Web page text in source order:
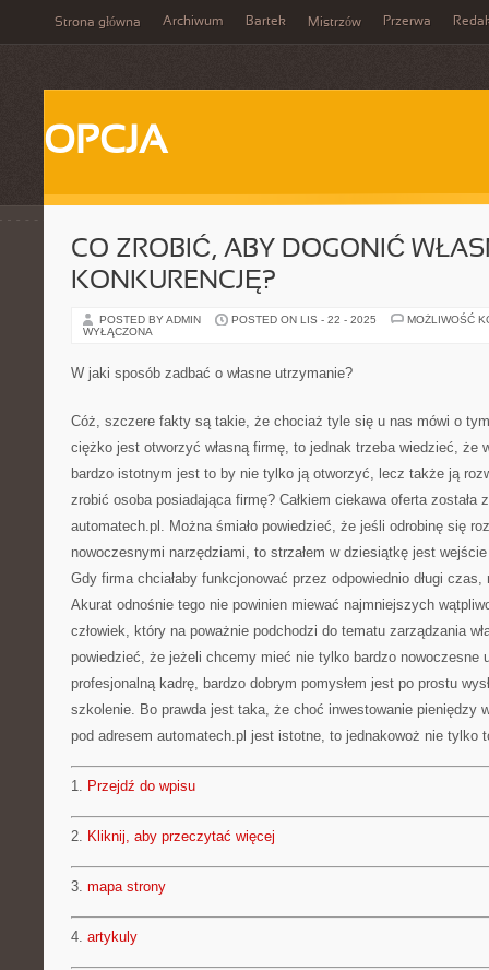
Strona główna Archiwum Bartek Mistrzów Przerwa
OPCJA
CO ZROBIĆ, ABY DOGONIĆ
KONKURENCJĘ?
POSTED BY ADMIN POSTED ON LIS - 22 - 2025
MOŻLIWOŚĆ
WYŁĄCZONA
W jaki sposób zadbać o własne utrzymanie?
Cóż, szczere fakty są takie, że chociaż tyle się u nas mówi o
ciężko jest otworzyć własną firmę, to jednak trzeba wiedzieć, że
bardzo istotnym jest to by nie tylko ją otworzyć, lecz także ją
zrobić osoba posiadająca firmę? Całkiem ciekawa oferta została
automatech.pl. Można śmiało powiedzieć, że jeśli odrobinę się
nowoczesnymi narzędziami, to strzałem w dziesiątkę jest
Gdy firma chciałaby funkcjonować przez odpowiednio długi
Akurat odnośnie tego nie powinien miewać najmniejszych
człowiek, który na poważnie podchodzi do tematu zarządzania
powiedzieć, że jeżeli chcemy mieć nie tylko bardzo nowoczesne
profesjonalną kadrę, bardzo dobrym pomysłem jest po prostu
szkolenie. Bo prawda jest taka, że choć inwestowanie pieniędzy
pod adresem automatech.pl jest istotne, to jednakowoż nie tylko
1. Przejdź do wpisu
2. Kliknij, aby przeczytać więcej
3. mapa strony
4. artykuly